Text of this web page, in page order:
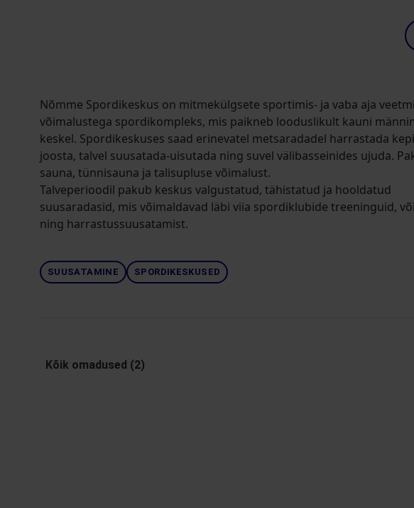
Nõmme Spordikeskus on mitmekülgsete sportimis- ja vaba aja
võimalustega spordikompleks, mis paikneb looduslikult kauni
keskel. Spordikeskuses saad erinevatel metsaradadel harrastada
joosta, talvel suusatada-uisutada ning suvel välibasseinides ujuda.
sauna, tünnisauna ja talisupluse võimalust.
Talveperioodil pakub keskus valgustatud, tähistatud ja hooldatud
suusaradasid, mis võimaldavad läbi viia spordiklubide treeninguid,
ning harrastussuusatamist.
SUUSATAMINE SPORDIKESKUSED
Kõik omadused (2)